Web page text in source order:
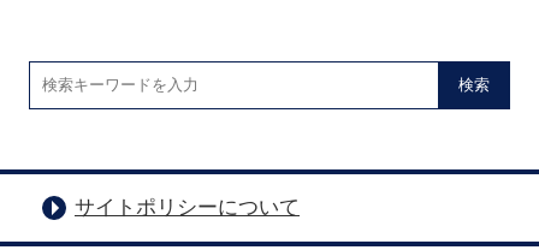
検索
サイトポリシーについて